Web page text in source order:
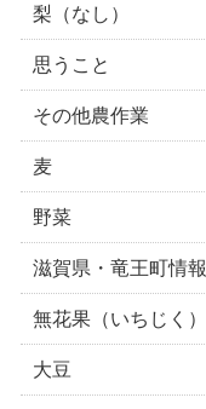
梨（なし）
思うこと
その他農作業
麦
野菜
滋賀県・竜王町情報
無花果（いちじく）
大豆